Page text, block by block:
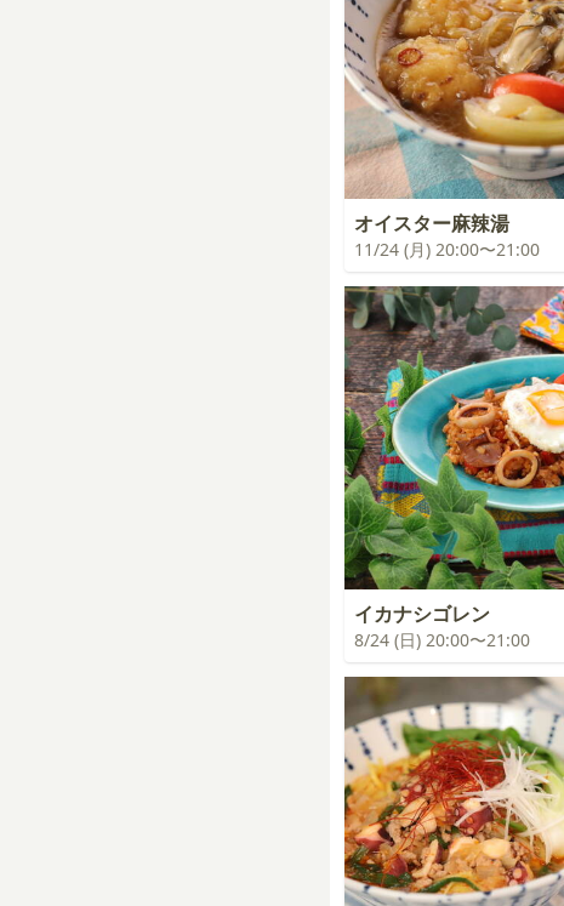
オイスター麻辣湯
11/24 (月) 20:00〜21:00
イカナシゴレン
8/24 (日) 20:00〜21:00